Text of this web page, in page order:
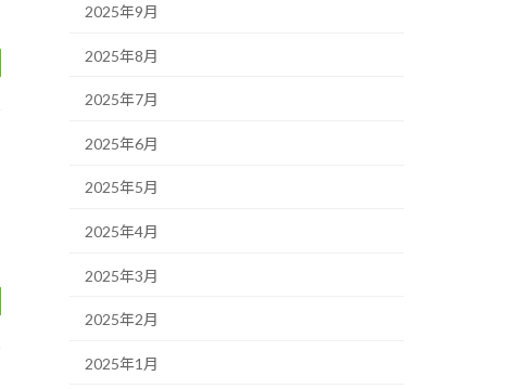
2025年9月
2025年8月
2025年7月
2025年6月
2025年5月
2025年4月
2025年3月
2025年2月
2025年1月